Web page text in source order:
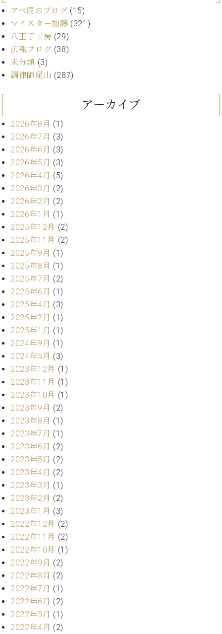
サ
ー
ト
グ
ラ
ン
ド
C.
ベ
ヒ
シ
ュ
タ
イ
ン
コ
サ
ー
ト
ア
ッ
プ
ラ
イ
ト
ピ
ア
ノ
C.
ベ
ヒ
シ
ュ
タ
イ
ン
レ
ジ
デ
ン
ア
ッ
プ
ラ
イ
ト
ピ
ア
ノ
レ
納
入
実
績
ホ
タ
ジ
実
績
音
楽
教
愛
用
者
の
声
ン
代
理
店
主
ン
ト
コ
ー
ル
音
楽
教
室
ベ
ヒ
ュ
タ
ン
ト
ラ
東
京
店
長
ご
挨
展
示
情
報
ホー
ル・
ジオ
レン
タル
ホー
ル・
スタ
ジオ
空き
状況
動
画
収
サ
ー
ビ
ス
音
教
室
ピ
ア
ノ
の
ン
シ
アベ辰のブログ (15)
マイスター加藤 (321)
八王子工房 (29)
広報ブログ (38)
未分類 (3)
調律師尾山 (287)
アーカイブ
2026年8月 (1)
2026年7月 (3)
2026年6月 (3)
2026年5月 (3)
2026年4月 (5)
2026年3月 (2)
2026年2月 (2)
2026年1月 (1)
2025年12月 (2)
2025年11月 (2)
2025年9月 (1)
2025年8月 (1)
2025年7月 (2)
2025年6月 (1)
2025年4月 (3)
2025年2月 (1)
2025年1月 (1)
2024年9月 (1)
2024年5月 (3)
2023年12月 (1)
2023年11月 (1)
2023年10月 (1)
2023年9月 (2)
2023年8月 (1)
2023年7月 (1)
2023年6月 (2)
2023年5月 (2)
2023年4月 (2)
2023年3月 (1)
2023年2月 (2)
2023年1月 (3)
2022年12月 (2)
2022年11月 (2)
2022年10月 (1)
2022年9月 (2)
2022年8月 (2)
2022年7月 (1)
2022年6月 (2)
2022年5月 (1)
2022年4月 (2)